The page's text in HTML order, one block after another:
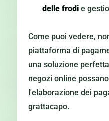
delle frodi e
Come puoi vedere,
piattaforma di
una soluzione
negozi online
l'elaborazione dei
grattacapo.